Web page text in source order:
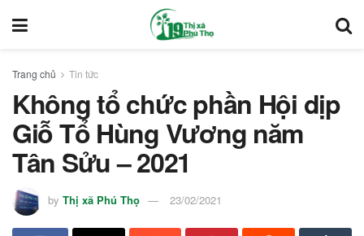
Trang chủ Tin tức
Không tổ chức phần Hội dịp
Giỗ Tổ Hùng Vương năm
Tân Sửu – 2021
by Thị xã Phú Thọ 23/02/2021